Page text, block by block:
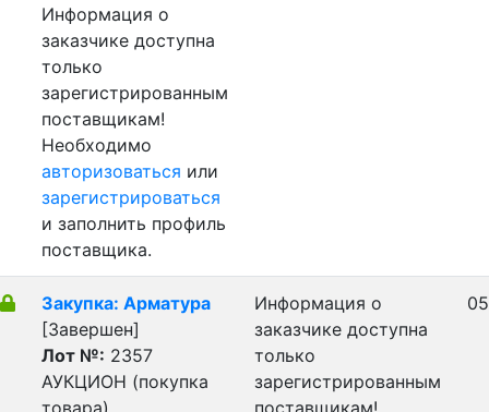
Информация о
заказчике доступна
только
зарегистрированным
поставщикам!
Необходимо
авторизоваться или
зарегистрироваться
и заполнить профиль
поставщика.
Закупка: Арматура
[Завершен]
Лот №: 2357
АУКЦИОН (покупка
товара)
Информация о
заказчике доступна
только
зарегистрированным
поставщикам!